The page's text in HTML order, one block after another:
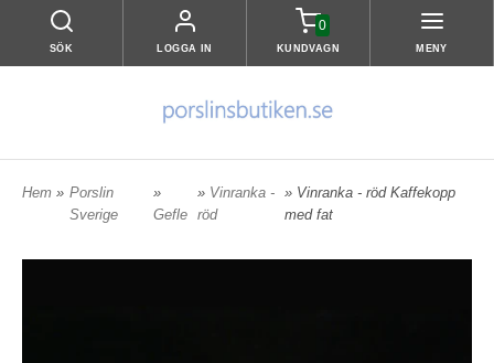
SÖK LOGGA IN
0
KUNDVAGN MENY
Hem » Porslin
Sverige
»
Gefle
» Vinranka -
röd
» Vinranka - röd Kaffekopp
med fat